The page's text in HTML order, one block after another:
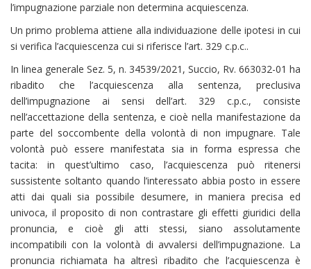
l’impugnazione parziale non determina acquiescenza.
Un primo problema attiene alla individuazione delle ipotesi in cui
si verifica l’acquiescenza cui si riferisce l’art. 329 c.p.c..
In linea generale Sez. 5, n. 34539/2021, Succio, Rv. 663032-01 ha
ribadito che l’acquiescenza alla sentenza, preclusiva
dell’impugnazione ai sensi dell’art. 329 c.p.c., consiste
nell’accettazione della sentenza, e cioè nella manifestazione da
parte del soccombente della volontà di non impugnare. Tale
volontà può essere manifestata sia in forma espressa che
tacita: in quest’ultimo caso, l’acquiescenza può ritenersi
sussistente soltanto quando l’interessato abbia posto in essere
atti dai quali sia possibile desumere, in maniera precisa ed
univoca, il proposito di non contrastare gli effetti giuridici della
pronuncia, e cioè gli atti stessi, siano assolutamente
incompatibili con la volontà di avvalersi dell’impugnazione. La
pronuncia richiamata ha altresì ribadito che l’acquiescenza è